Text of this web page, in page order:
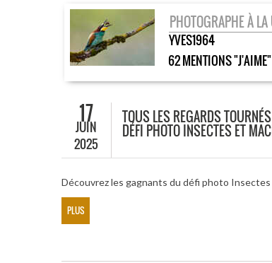
PHOTOGRAPHE À LA
YVES1964
62 MENTIONS "J'AIME"
17
JUIN
2025
TOUS LES REGARDS
DÉFI PHOTO INSECTES ET
Découvrez les gagnants du défi photo
PLUS